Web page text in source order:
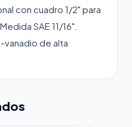
con cuadro 1/2" para
SAE 11/16".
vanadio de alta